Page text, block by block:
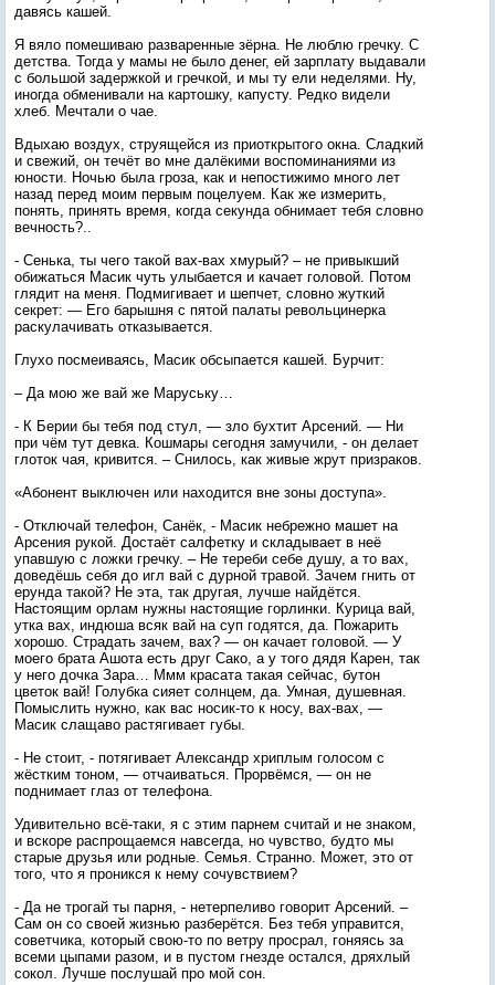
давясь кашей.
Я вяло помешиваю разваренные зёрна. Не люблю гречку. С
детства. Тогда у мамы не было денег, ей зарплату выдавали
с большой задержкой и гречкой, и мы ту ели неделями. Ну,
иногда обменивали на картошку, капусту. Редко видели
хлеб. Мечтали о чае.
Вдыхаю воздух, струящейся из приоткрытого окна. Сладкий
и свежий, он течёт во мне далёкими воспоминаниями из
юности. Ночью была гроза, как и непостижимо много лет
назад перед моим первым поцелуем. Как же измерить,
понять, принять время, когда секунда обнимает тебя словно
вечность?..
- Сенька, ты чего такой вах-вах хмурый? – не привыкший
обижаться Масик чуть улыбается и качает головой. Потом
глядит на меня. Подмигивает и шепчет, словно жуткий
секрет: — Его барышня с пятой палаты револьцинерка
раскулачивать отказывается.
Глухо посмеиваясь, Масик обсыпается кашей. Бурчит:
– Да мою же вай же Маруську…
- К Берии бы тебя под стул, — зло бухтит Арсений. — Ни
при чём тут девка. Кошмары сегодня замучили, - он делает
глоток чая, кривится. – Снилось, как живые жрут призраков.
«Абонент выключен или находится вне зоны доступа».
- Отключай телефон, Санёк, - Масик небрежно машет на
Арсения рукой. Достаёт салфетку и складывает в неё
упавшую с ложки гречку. – Не тереби себе душу, а то вах,
доведёшь себя до игл вай с дурной травой. Зачем гнить от
ерунда такой? Не эта, так другая, лучше найдётся.
Настоящим орлам нужны настоящие горлинки. Курица вай,
утка вах, индюша всяк вай на суп годятся, да. Пожарить
хорошо. Страдать зачем, вах? — он качает головой. — У
моего брата Ашота есть друг Сако, а у того дядя Карен, так
у него дочка Зара… Ммм красата такая сейчас, бутон
цветок вай! Голубка сияет солнцем, да. Умная, душевная.
Помыслить нужно, как вас носик-то к носу, вах-вах, —
Масик слащаво растягивает губы.
- Не стоит, - потягивает Александр хриплым голосом с
жёстким тоном, — отчаиваться. Прорвёмся, — он не
поднимает глаз от телефона.
Удивительно всё-таки, я с этим парнем считай и не знаком,
и вскоре распрощаемся навсегда, но чувство, будто мы
старые друзья или родные. Семья. Странно. Может, это от
того, что я проникся к нему сочувствием?
- Да не трогай ты парня, - нетерпеливо говорит Арсений. –
Сам он со своей жизнью разберётся. Без тебя управится,
советчика, который свою-то по ветру просрал, гоняясь за
всеми цыпами разом, и в пустом гнезде остался, дряхлый
сокол. Лучше послушай про мой сон.